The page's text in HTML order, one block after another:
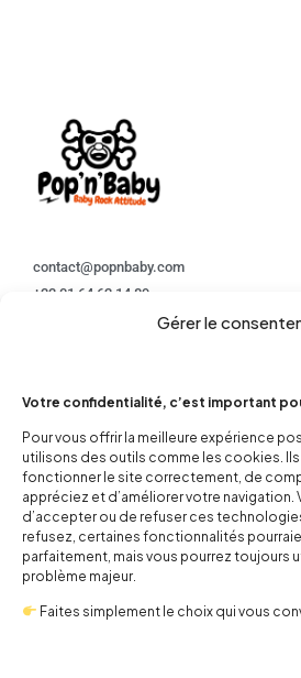
Gérer le
Votre confidentialité, c’est important
Pour vous offrir la meilleure expérience
utilisons des outils comme les cookies.
fonctionner le site correctement, de
appréciez et d’améliorer votre navigation.
d’accepter ou de refuser ces
refusez, certaines fonctionnalités
parfaitement, mais vous pourrez toujours
problème majeur.
Faites simplement le choix qui vous
contact@popnbaby.com
+33 01 64 62 14 89
Boutique
Univers
BABY 0-24 mois
Kids 3 - 12 ANS